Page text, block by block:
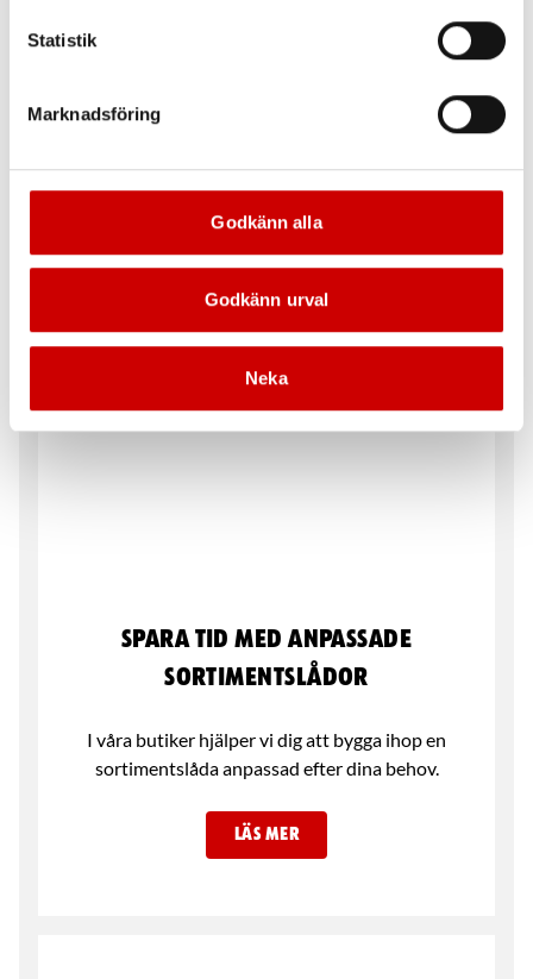
Statistik
Marknadsföring
Godkänn alla
Godkänn urval
Neka
fallskydd. Välkommen in!
LÄS MER
Spara tid med anpassade
sortimentslådor
I våra butiker hjälper vi dig att bygga ihop en
sortimentslåda anpassad efter dina behov.
LÄS MER